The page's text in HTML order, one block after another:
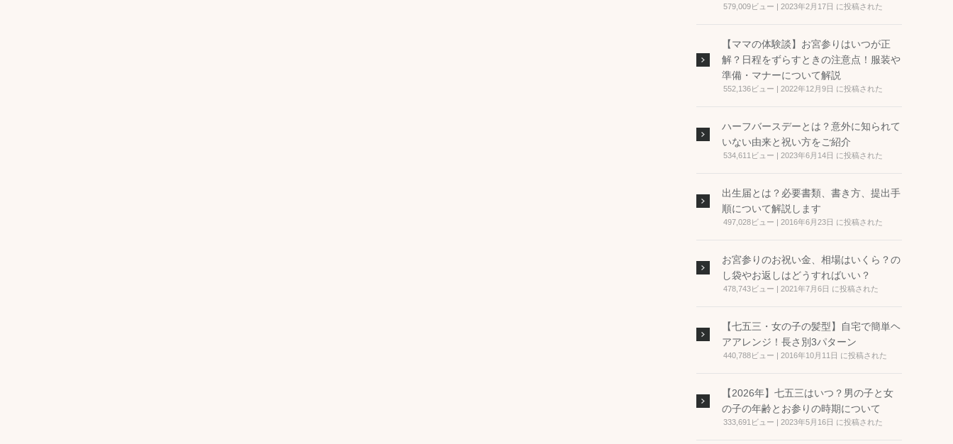
579,009ビュー | 2023年2月17日 に投稿された
【ママの体験談】お宮参りはいつが正
解？日程をずらすときの注意点！服装や
準備・マナーについて解説
552,136ビュー | 2022年12月9日 に投稿された
ハーフバースデーとは？意外に知られて
いない由来と祝い方をご紹介
534,611ビュー | 2023年6月14日 に投稿された
出生届とは？必要書類、書き方、提出手
順について解説します
497,028ビュー | 2016年6月23日 に投稿された
お宮参りのお祝い金、相場はいくら？の
し袋やお返しはどうすればいい？
478,743ビュー | 2021年7月6日 に投稿された
【七五三・女の子の髪型】自宅で簡単ヘ
アアレンジ！長さ別3パターン
440,788ビュー | 2016年10月11日 に投稿された
【2026年】七五三はいつ？男の子と女
の子の年齢とお参りの時期について
333,691ビュー | 2023年5月16日 に投稿された